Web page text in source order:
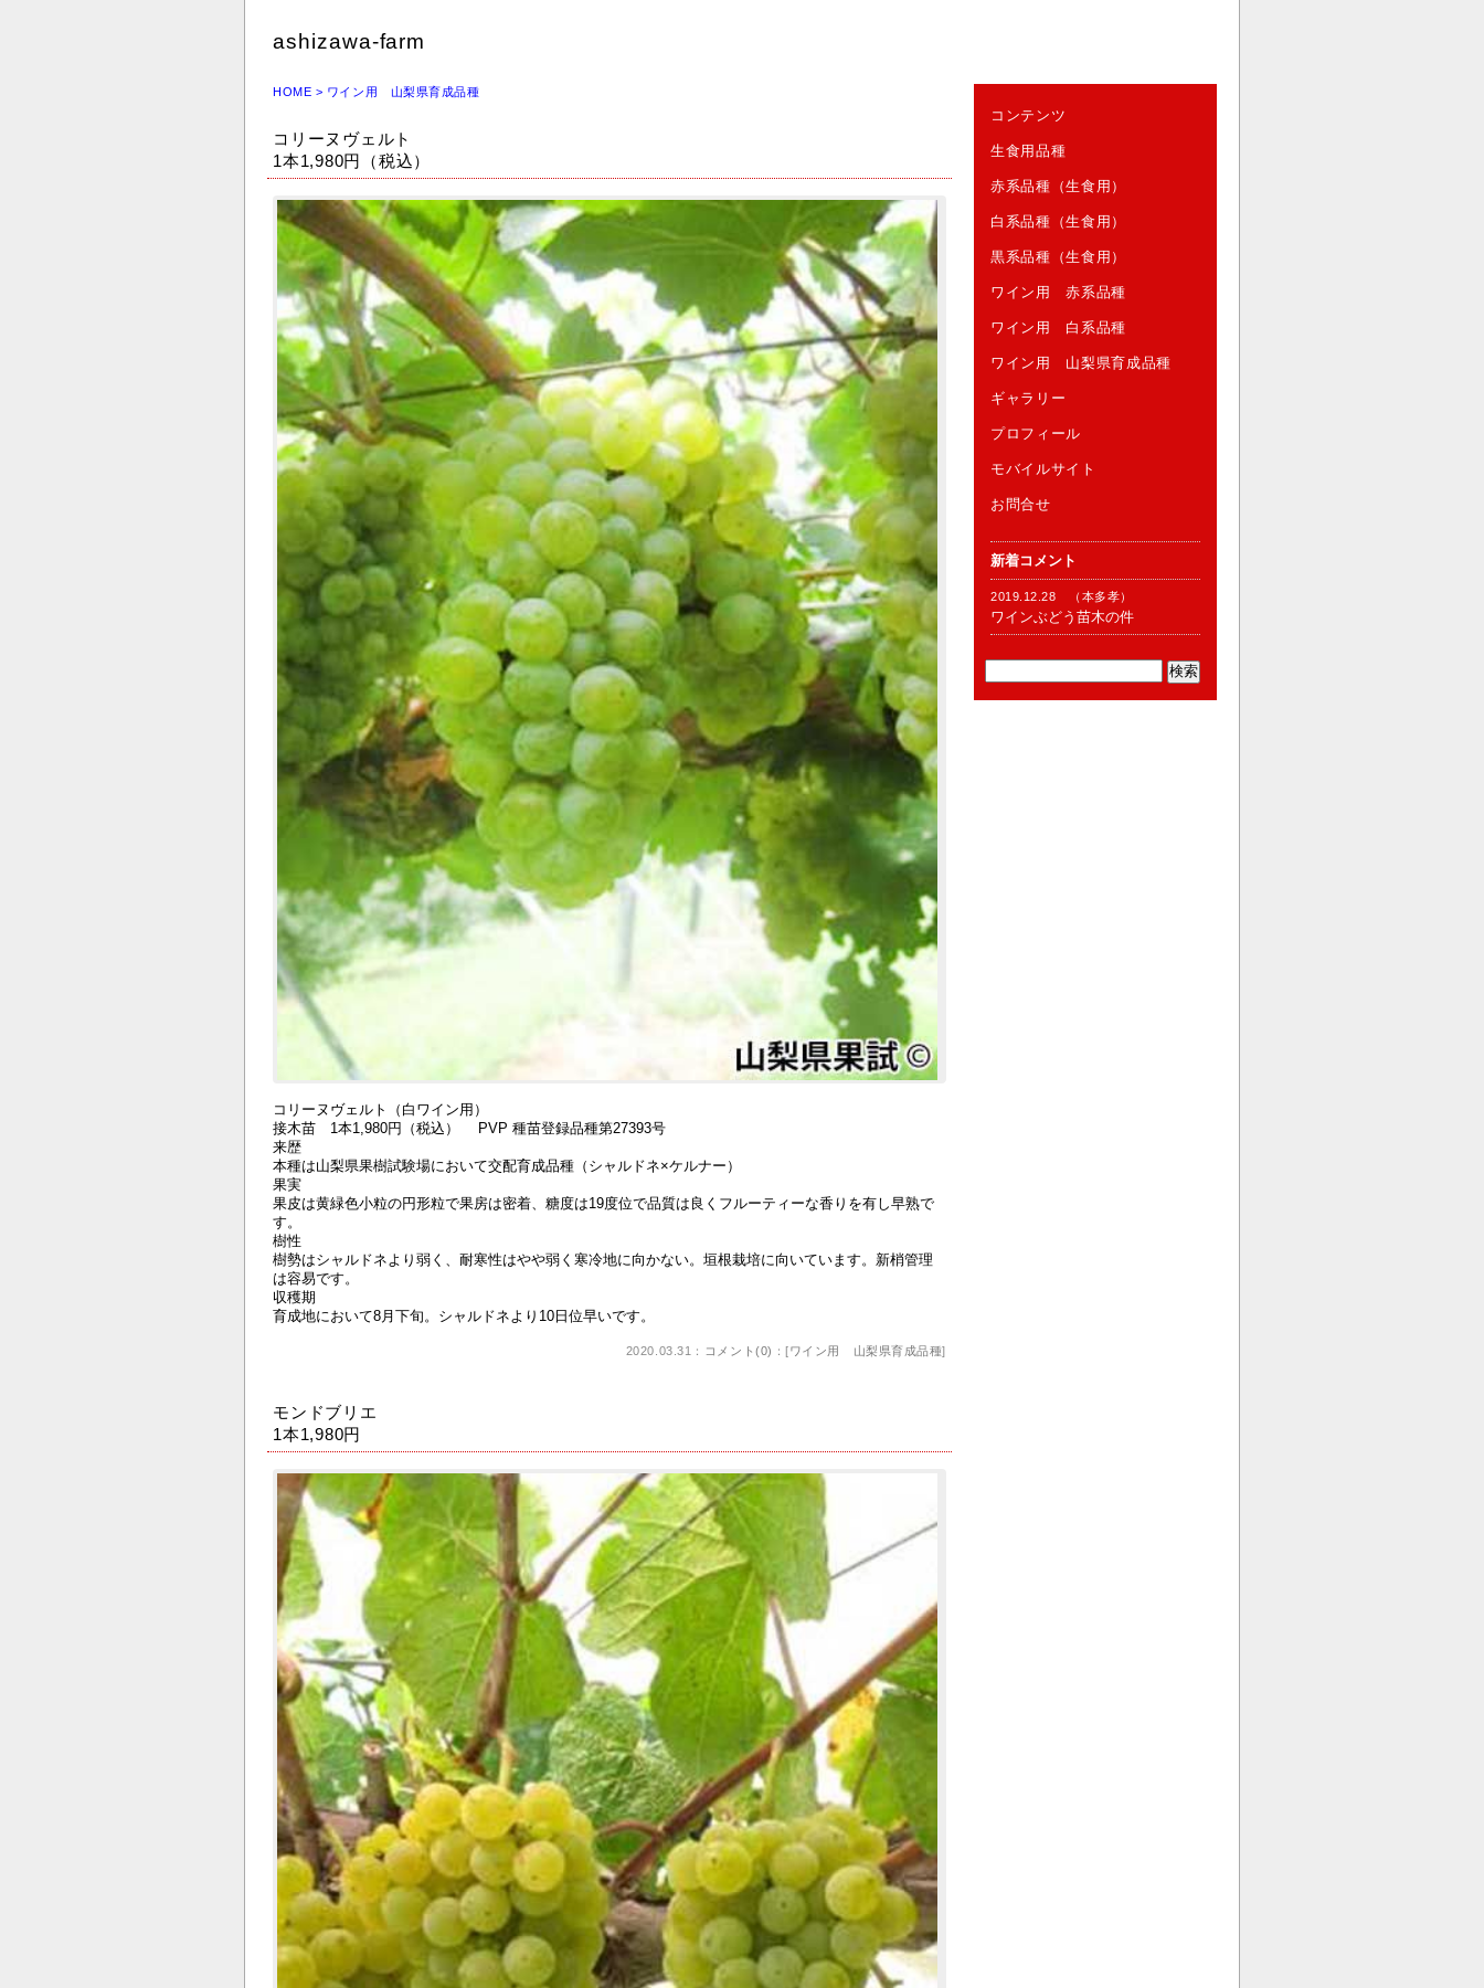
ashizawa-farm
HOME > ワイン用 山梨県育成品種
コリーヌヴェルト
1本1,980円（税込）
コリーヌヴェルト（白ワイン用）
接木苗 1本1,980円（税込） PVP 種苗登録品種第27393号
来歴
本種は山梨県果樹試験場において交配育成品種（シャルドネ×ケルナー）
果実
果皮は黄緑色小粒の円形粒で果房は密着、糖度は19度位で品質は良くフルーティーな香りを有し早熟で
す。
樹性
樹勢はシャルドネより弱く、耐寒性はやや弱く寒冷地に向かない。垣根栽培に向いています。新梢管理
は容易です。
収穫期
育成地において8月下旬。シャルドネより10日位早いです。
2020.03.31： コメント(0) ：[ワイン用 山梨県育成品種]
モンドブリエ
1本1,980円
コンテンツ
生食用品種
赤系品種（生食用）
白系品種（生食用）
黒系品種（生食用）
ワイン用 赤系品種
ワイン用 白系品種
ワイン用 山梨県育成品種
ギャラリー
プロフィール
モバイルサイト
お問合せ
新着コメント
2019.12.28 （本多孝）
ワインぶどう苗木の件